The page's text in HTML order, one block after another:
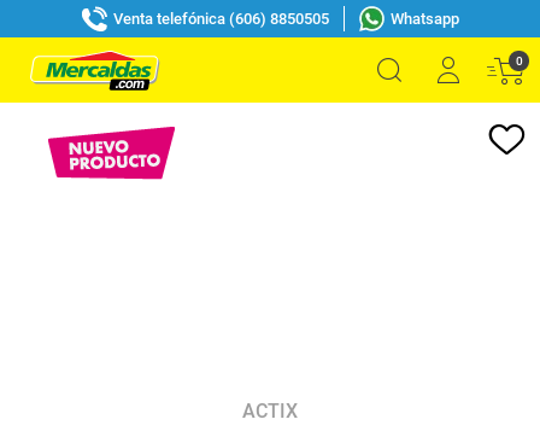
Venta telefónica (606) 8850505 Whatsapp
0
ACTIX